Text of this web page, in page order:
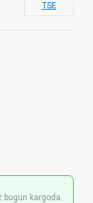
TSE
kargoda.